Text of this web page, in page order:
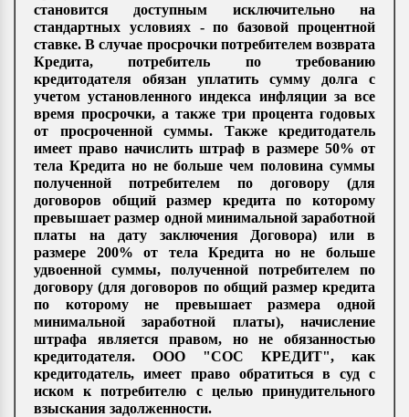
становится доступным исключительно на
стандартных условиях - по базовой процентной
ставке. В случае просрочки потребителем возврата
Кредита, потребитель по требованию
кредитодателя обязан уплатить сумму долга с
учетом установленного индекса инфляции за все
время просрочки, а также три процента годовых
от просроченной суммы. Также кредитодатель
имеет право начислить штраф в размере 50% от
тела Кредита но не больше чем половина суммы
полученной потребителем по договору (для
договоров общий размер кредита по которому
превышает размер одной минимальной заработной
платы на дату заключения Договора) или в
размере 200% от тела Кредита но не больше
удвоенной суммы, полученной потребителем по
договору (для договоров по общий размер кредита
по которому не превышает размера одной
минимальной заработной платы), начисление
штрафа является правом, но не обязанностью
кредитодателя. ООО "СОС КРЕДИТ", как
кредитодатель, имеет право обратиться в суд с
иском к потребителю с целью принудительного
взыскания задолженности.